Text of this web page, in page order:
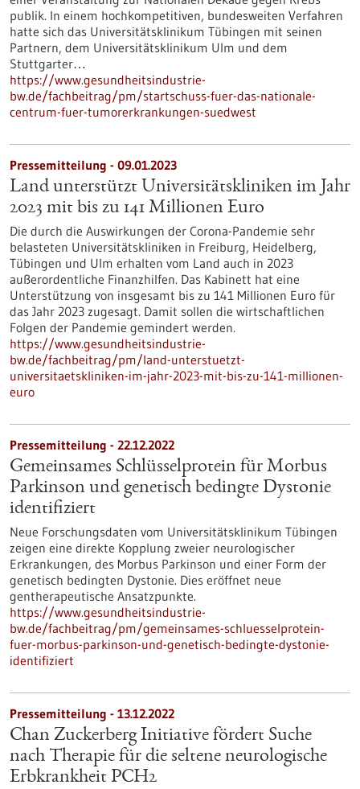
publik. In einem hochkompetitiven, bundesweiten Verfahren
hatte sich das Universitätsklinikum Tübingen mit seinen
Partnern, dem Universitätsklinikum Ulm und dem
Stuttgarter…
https://www.gesundheitsindustrie-
bw.de/fachbeitrag/pm/startschuss-fuer-das-nationale-
centrum-fuer-tumorerkrankungen-suedwest
Pressemitteilung - 09.01.2023
Land unterstützt Universitätskliniken im Jahr
2023 mit bis zu 141 Millionen Euro
Die durch die Auswirkungen der Corona-Pandemie sehr
belasteten Universitätskliniken in Freiburg, Heidelberg,
Tübingen und Ulm erhalten vom Land auch in 2023
außerordentliche Finanzhilfen. Das Kabinett hat eine
Unterstützung von insgesamt bis zu 141 Millionen Euro für
das Jahr 2023 zugesagt. Damit sollen die wirtschaftlichen
Folgen der Pandemie gemindert werden.
https://www.gesundheitsindustrie-
bw.de/fachbeitrag/pm/land-unterstuetzt-
universitaetskliniken-im-jahr-2023-mit-bis-zu-141-millionen-
euro
Pressemitteilung - 22.12.2022
Gemeinsames Schlüsselprotein für Morbus
Parkinson und genetisch bedingte Dystonie
identifiziert
Neue Forschungsdaten vom Universitätsklinikum Tübingen
zeigen eine direkte Kopplung zweier neurologischer
Erkrankungen, des Morbus Parkinson und einer Form der
genetisch bedingten Dystonie. Dies eröffnet neue
gentherapeutische Ansatzpunkte.
https://www.gesundheitsindustrie-
bw.de/fachbeitrag/pm/gemeinsames-schluesselprotein-
fuer-morbus-parkinson-und-genetisch-bedingte-dystonie-
identifiziert
Pressemitteilung - 13.12.2022
Chan Zuckerberg Initiative fördert Suche
nach Therapie für die seltene neurologische
Erbkrankheit PCH2